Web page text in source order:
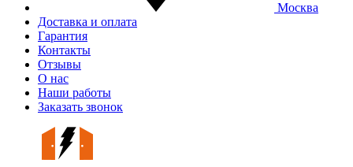
Москва
Доставка и оплата
Гарантия
Контакты
Отзывы
О нас
Наши работы
Заказать звонок